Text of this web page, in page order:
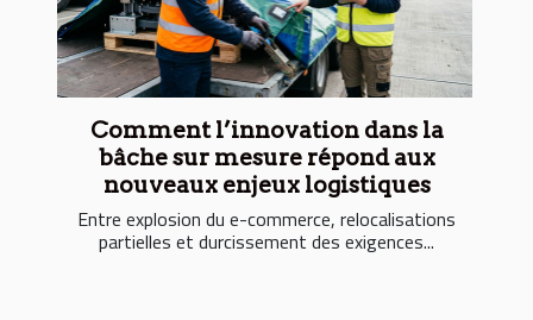
Comment l’innovation dans la
bâche sur mesure répond aux
nouveaux enjeux logistiques
Entre explosion du e-commerce, relocalisations
partielles et durcissement des exigences...